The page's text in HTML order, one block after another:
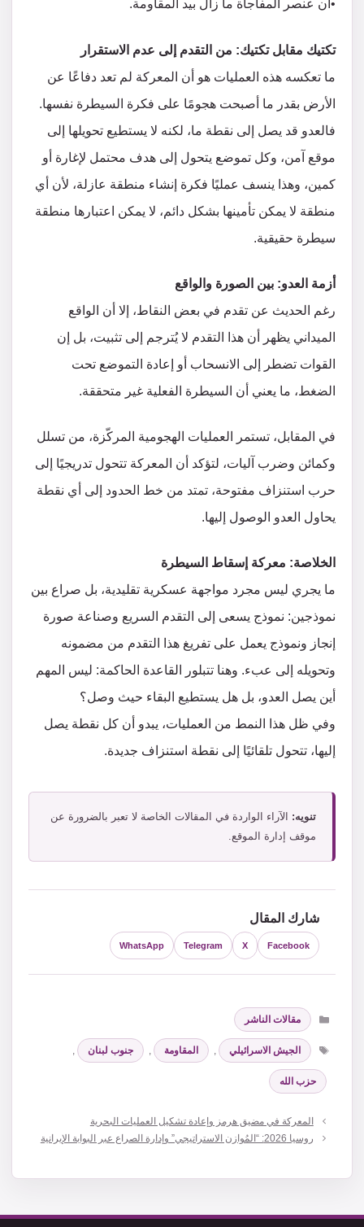
•أن عنصر المفاجأة ما زال بيد المقاومة.
تكتيك مقابل تكتيك: من التقدم إلى عدم الاستقرار
ما تعكسه هذه العمليات هو أن المعركة لم تعد دفاعًا عن
الأرض بقدر ما أصبحت هجومًا على فكرة السيطرة نفسها.
فالعدو قد يصل إلى نقطة ما، لكنه لا يستطيع تحويلها إلى
موقع آمن، وكل تموضع يتحول إلى هدف محتمل لإغارة أو
كمين، وهذا ينسف عمليًا فكرة إنشاء منطقة عازلة، لأن أي
منطقة لا يمكن تأمينها بشكل دائم، لا يمكن اعتبارها منطقة
سيطرة حقيقية.
أزمة العدو: بين الصورة والواقع
رغم الحديث عن تقدم في بعض النقاط، إلا أن الواقع
الميداني يظهر أن هذا التقدم لا يُترجم إلى تثبيت، بل إن
القوات تضطر إلى الانسحاب أو إعادة التموضع تحت
الضغط، ما يعني أن السيطرة الفعلية غير متحققة.
في المقابل، تستمر العمليات الهجومية المركّزة، من تسلل
وكمائن وضرب آليات، لتؤكد أن المعركة تتحول تدريجيًا إلى
حرب استنزاف مفتوحة، تمتد من خط الحدود إلى أي نقطة
يحاول العدو الوصول إليها.
الخلاصة: معركة إسقاط السيطرة
ما يجري ليس مجرد مواجهة عسكرية تقليدية، بل صراع بين
نموذجين: نموذج يسعى إلى التقدم السريع وصناعة صورة
إنجاز ونموذج يعمل على تفريغ هذا التقدم من مضمونه
وتحويله إلى عبء. وهنا تتبلور القاعدة الحاكمة: ليس المهم
أين يصل العدو، بل هل يستطيع البقاء حيث وصل؟
وفي ظل هذا النمط من العمليات، يبدو أن كل نقطة يصل
إليها، تتحول تلقائيًا إلى نقطة استنزاف جديدة.
تنويه: الآراء الواردة في المقالات الخاصة لا تعبر بالضرورة عن
موقف إدارة الموقع.
شارك المقال
Facebook
X
Telegram
WhatsApp
التصنيفات
مقالات الناشر
الوسوم
الجيش الاسرائيلي , المقاومة , جنوب لبنان ,
حزب الله
المعركة في مضيق هرمز وإعادة تشكيل العمليات البحرية
روسيا 2026: “المُوازن الاستراتيجي” وإدارة الصراع عبر البوابة الإيرانية